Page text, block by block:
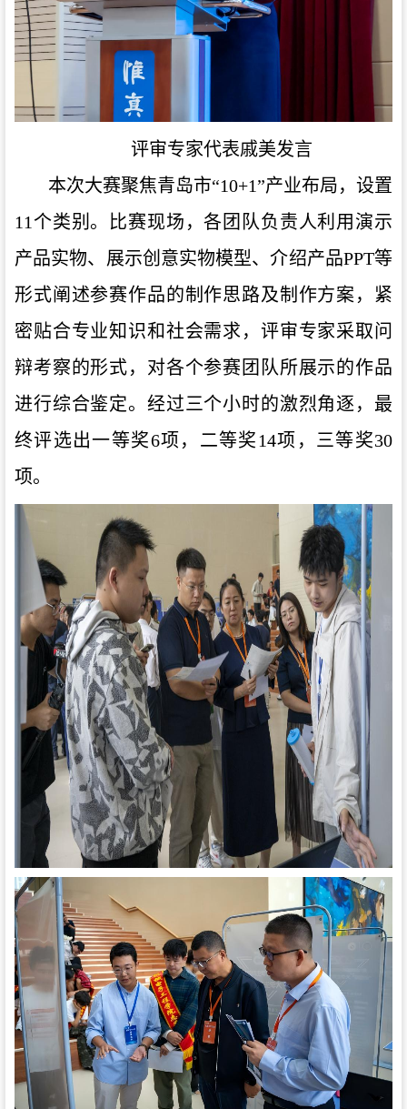
评审专家代表戚美发言
本次大赛聚焦青岛市“10+1”产业布局，设置
11个类别 。比赛现场，各团队负责人利用演示
产品实物、展示创意实物模型、介绍产品PPT等
形式阐述参赛作品的制作思路及制作方案，紧
密贴合专业知识和社会需求，评审专家采取问
辩考察的形式，对各个参赛团队所展示的作品
进行综合鉴定。经过三个小时的激烈角逐，最
终评选出一等奖6项，二等奖14项，三等奖30
项。